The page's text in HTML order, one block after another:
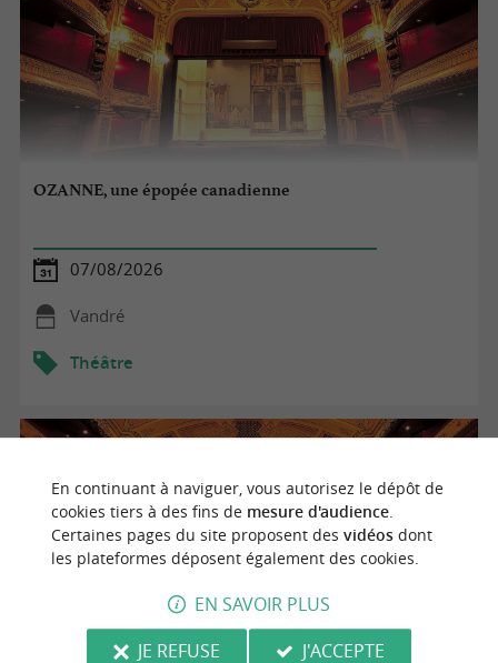
OZANNE, une épopée canadienne
07/08/2026
Vandré
Théâtre
En continuant à naviguer, vous autorisez le dépôt de
cookies tiers à des fins de mesure d'audience.
Certaines pages du site proposent des vidéosdont
les plateformes déposent également des cookies.
EN SAVOIR PLUS
JE REFUSE
J'ACCEPTE